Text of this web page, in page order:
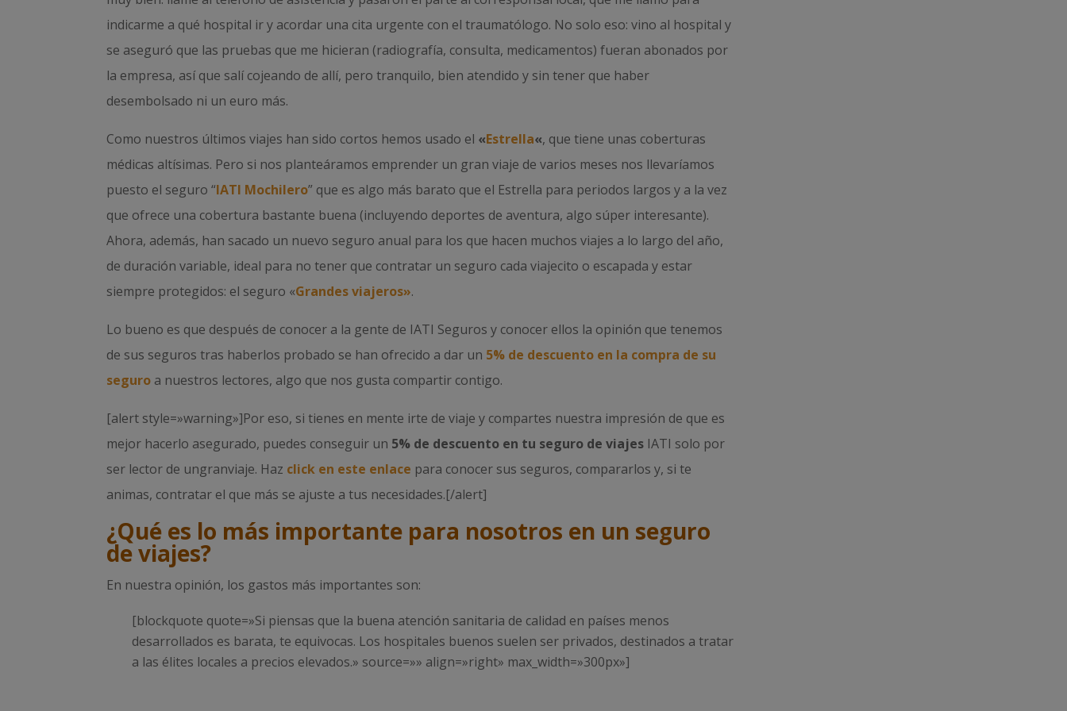
indicarme a qué hospital ir y acordar una cita urgente con el traumatólogo. No solo eso: vino al hospital y
se aseguró que las pruebas que me hicieran (radiografía, consulta, medicamentos) fueran abonados por
la empresa, así que salí cojeando de allí, pero tranquilo, bien atendido y sin tener que haber
desembolsado ni un euro más.
Como nuestros últimos viajes han sido cortos hemos usado el «Estrella«, que tiene unas coberturas
médicas altísimas. Pero si nos planteáramos emprender un gran viaje de varios meses nos llevaríamos
puesto el seguro “IATI Mochilero” que es algo más barato que el Estrella para periodos largos y a la vez
que ofrece una cobertura bastante buena (incluyendo deportes de aventura, algo súper interesante).
Ahora, además, han sacado un nuevo seguro anual para los que hacen muchos viajes a lo largo del año,
de duración variable, ideal para no tener que contratar un seguro cada viajecito o escapada y estar
siempre protegidos: el seguro «Grandes viajeros».
Lo bueno es que después de conocer a la gente de IATI Seguros y conocer ellos la opinión que tenemos
de sus seguros tras haberlos probado se han ofrecido a dar un 5% de descuento en la compra de su
seguro a nuestros lectores, algo que nos gusta compartir contigo.
[alert style=»warning»]Por eso, si tienes en mente irte de viaje y compartes nuestra impresión de que es
mejor hacerlo asegurado, puedes conseguir un 5% de descuento en tu seguro de viajes IATI solo por
ser lector de ungranviaje. Haz click en este enlace para conocer sus seguros, compararlos y, si te
animas, contratar el que más se ajuste a tus necesidades.[/alert]
¿Qué es lo más importante para nosotros en un seguro
de viajes?
En nuestra opinión, los gastos más importantes son:
[blockquote quote=»Si piensas que la buena atención sanitaria de calidad en países menos
desarrollados es barata, te equivocas. Los hospitales buenos suelen ser privados, destinados a tratar
a las élites locales a precios elevados.» source=»» align=»right» max_width=»300px»]